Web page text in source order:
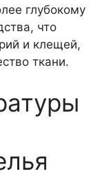
глубокому
что
и клещей,
ткани.